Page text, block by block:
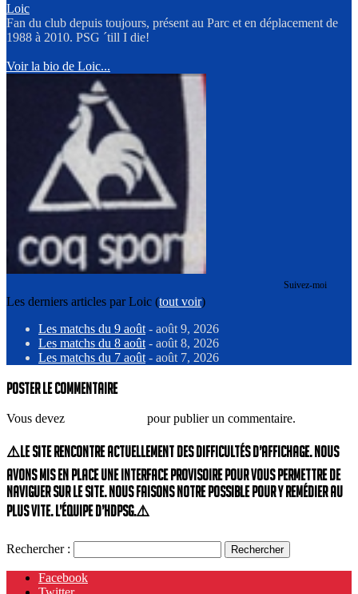
Loic
Fan du club depuis toujours, présent au Parc et en déplacement de
1988 à 2010. PSG ´till I die!
Voir la bio de Loic...
Suivez-moi
Les derniers articles par Loic (tout voir)
Les matchs du 9 août - août 9, 2026
Les matchs du 8 août - août 8, 2026
Les matchs du 7 août - août 7, 2026
Poster le commentaire
Vous devez pour publier un commentaire.
⚠️Le site rencontre actuellement des difficultés d’affichage. Nous
avons mis en place une interface provisoire pour vous permettre de
naviguer sur le site. Nous faisons notre possible pour y remédier au
plus vite. L’équipe d’HdPSG.⚠️
Rechercher :
Facebook